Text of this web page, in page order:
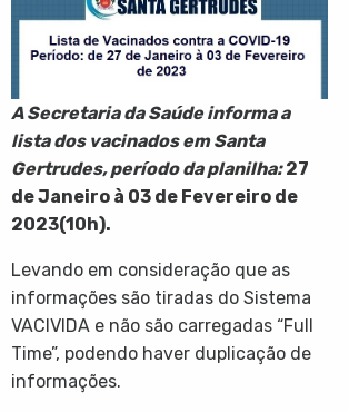
A Secretaria da Saúde informa a
lista dos vacinados em Santa
Gertrudes, período da planilha:27
de Janeiro à 03 de Fevereiro de
2023(10h).
Levando em consideração que as
informações são tiradas do Sistema
VACIVIDA e não são carregadas “Full
Time”, podendo haver duplicação de
informações.